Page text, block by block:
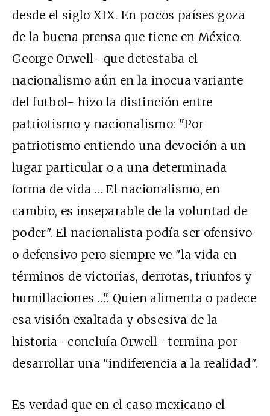
desde el siglo XIX. En pocos países goza
de la buena prensa que tiene en México.
George Orwell -que detestaba el
nacionalismo aún en la inocua variante
del futbol- hizo la distinción entre
patriotismo y nacionalismo: "Por
patriotismo entiendo una devoción a un
lugar particular o a una determinada
forma de vida … El nacionalismo, en
cambio, es inseparable de la voluntad de
poder". El nacionalista podía ser ofensivo
o defensivo pero siempre ve "la vida en
términos de victorias, derrotas, triunfos y
humillaciones …". Quien alimenta o padece
esa visión exaltada y obsesiva de la
historia -concluía Orwell- termina por
desarrollar una "indiferencia a la realidad".
Es verdad que en el caso mexicano el